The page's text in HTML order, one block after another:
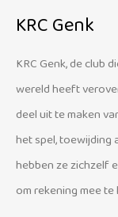
KRC Genk
KRC Genk, de club
wereld heeft
deel uit te maken
het spel, toewijding
hebben ze zichzelf
om rekening mee